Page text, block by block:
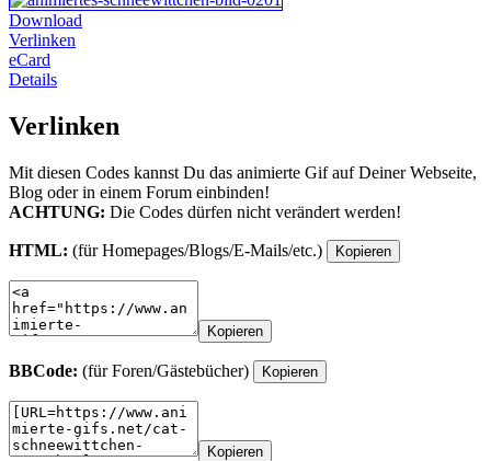
Download
Verlinken
eCard
Details
Verlinken
Mit diesen Codes kannst Du das animierte Gif auf Deiner Webseite,
Blog oder in einem Forum einbinden!
ACHTUNG: Die Codes dürfen nicht verändert werden!
HTML: (für Homepages/Blogs/E-Mails/etc.) Kopieren
Kopieren
BBCode: (für Foren/Gästebücher) Kopieren
Kopieren